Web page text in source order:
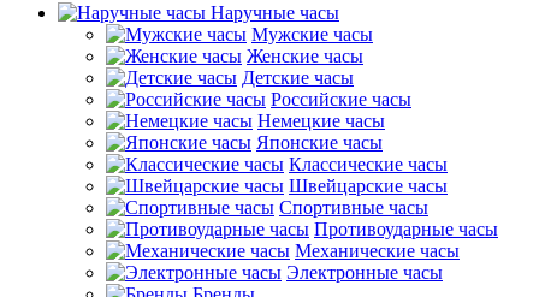
Наручные часы
Мужские часы
Женские часы
Детские часы
Российские часы
Немецкие часы
Японские часы
Классические часы
Швейцарские часы
Спортивные часы
Противоударные часы
Механические часы
Электронные часы